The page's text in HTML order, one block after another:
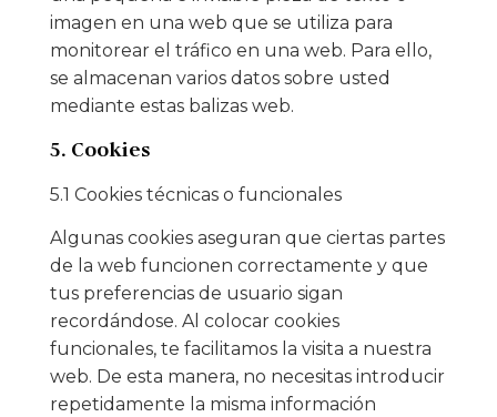
imagen en una web que se utiliza para
monitorear el tráfico en una web. Para ello,
se almacenan varios datos sobre usted
mediante estas balizas web.
5. Cookies
5.1 Cookies técnicas o funcionales
Algunas cookies aseguran que ciertas partes
de la web funcionen correctamente y que
tus preferencias de usuario sigan
recordándose. Al colocar cookies
funcionales, te facilitamos la visita a nuestra
web. De esta manera, no necesitas introducir
repetidamente la misma información